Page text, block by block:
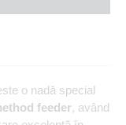
o nadă special
feeder, având